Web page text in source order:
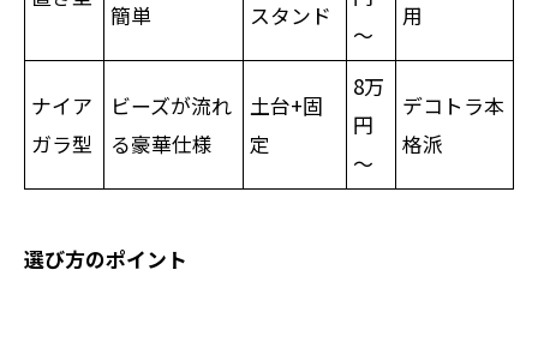
簡単 スタンド
～
用
ナイア
ガラ型
ビーズが流れ
る豪華仕様
土台+固
定
8万
円
～
デコトラ本
格派
選び方のポイント